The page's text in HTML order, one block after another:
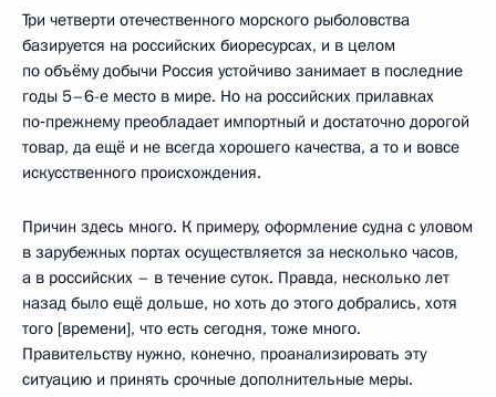
Три четверти отечественного морского рыболовства
базируется на российских биоресурсах, и в целом
по объёму добычи Россия устойчиво занимает в последние
годы 5–6-е место в мире. Но на российских прилавках
по‑прежнему преобладает импортный и достаточно дорогой
товар, да ещё и не всегда хорошего качества, а то и вовсе
искусственного происхождения.
Причин здесь много. К примеру, оформление судна с уловом
в зарубежных портах осуществляется за несколько часов,
а в российских – в течение суток. Правда, несколько лет
назад было ещё дольше, но хоть до этого добрались, хотя
того [времени], что есть сегодня, тоже много.
Правительству нужно, конечно, проанализировать эту
ситуацию и принять срочные дополнительные меры.